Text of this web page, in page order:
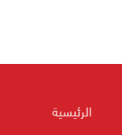
الرئيسية